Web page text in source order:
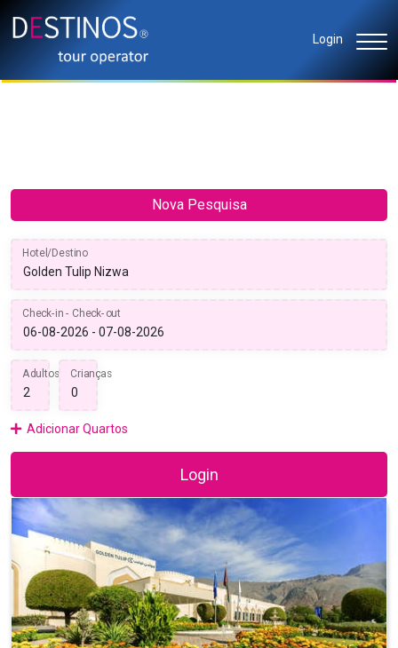
Login
Nova Pesquisa
Hotel/Destino
Check-in - Check-out
Adultos Crianças
Adicionar Quartos
Login